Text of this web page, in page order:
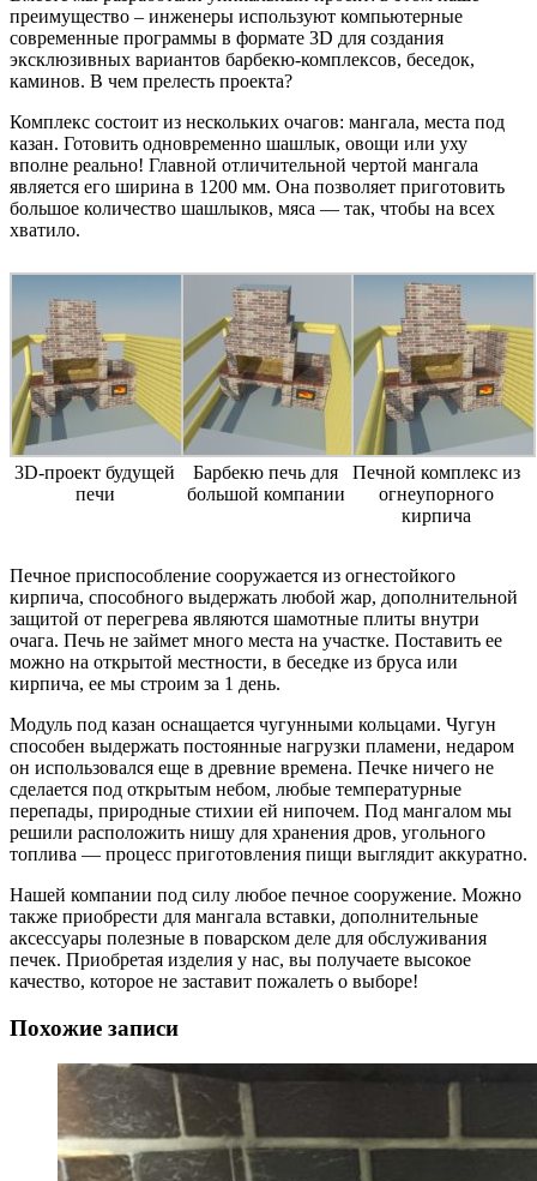
преимущество – инженеры используют компьютерные
современные программы в формате 3D для создания
эксклюзивных вариантов барбекю-комплексов, беседок,
каминов. В чем прелесть проекта?
Комплекс состоит из нескольких очагов: мангала, места под
казан. Готовить одновременно шашлык, овощи или уху
вполне реально! Главной отличительной чертой мангала
является его ширина в 1200 мм. Она позволяет приготовить
большое количество шашлыков, мяса — так, чтобы на всех
хватило.
3D-проект будущей
печи
Барбекю печь для
большой компании
Печной комплекс из
огнеупорного
кирпича
Печное приспособление сооружается из огнестойкого
кирпича, способного выдержать любой жар, дополнительной
защитой от перегрева являются шамотные плиты внутри
очага. Печь не займет много места на участке. Поставить ее
можно на открытой местности, в беседке из бруса или
кирпича, ее мы строим за 1 день.
Модуль под казан оснащается чугунными кольцами. Чугун
способен выдержать постоянные нагрузки пламени, недаром
он использовался еще в древние времена. Печке ничего не
сделается под открытым небом, любые температурные
перепады, природные стихии ей нипочем. Под мангалом мы
решили расположить нишу для хранения дров, угольного
топлива — процесс приготовления пищи выглядит аккуратно.
Нашей компании под силу любое печное сооружение. Можно
также приобрести для мангала вставки, дополнительные
аксессуары полезные в поварском деле для обслуживания
печек. Приобретая изделия у нас, вы получаете высокое
качество, которое не заставит пожалеть о выборе!
Похожие записи